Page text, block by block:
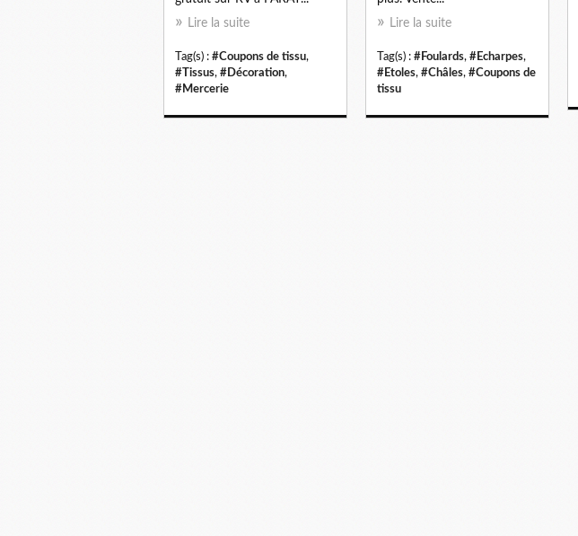
Lire la suite
Tag(s) : #Coupons de tissu,
#Tissus, #Décoration,
#Mercerie
Lire la suite
Tag(s) : #Foulards, #Echarpes,
#Etoles, #Châles, #Coupons de
tissu